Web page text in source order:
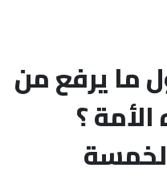
ما يرفع من
؟